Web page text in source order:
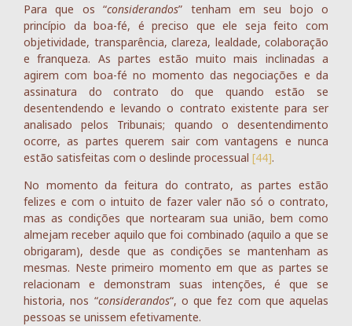
Para que os “considerandos” tenham em seu bojo o
princípio da boa-fé, é preciso que ele seja feito com
objetividade, transparência, clareza, lealdade, colaboração
e franqueza. As partes estão muito mais inclinadas a
agirem com boa-fé no momento das negociações e da
assinatura do contrato do que quando estão se
desentendendo e levando o contrato existente para ser
analisado pelos Tribunais; quando o desentendimento
ocorre, as partes querem sair com vantagens e nunca
estão satisfeitas com o deslinde processual [44].
No momento da feitura do contrato, as partes estão
felizes e com o intuito de fazer valer não só o contrato,
mas as condições que nortearam sua união, bem como
almejam receber aquilo que foi combinado (aquilo a que se
obrigaram), desde que as condições se mantenham as
mesmas. Neste primeiro momento em que as partes se
relacionam e demonstram suas intenções, é que se
historia, nos “considerandos“, o que fez com que aquelas
pessoas se unissem efetivamente.